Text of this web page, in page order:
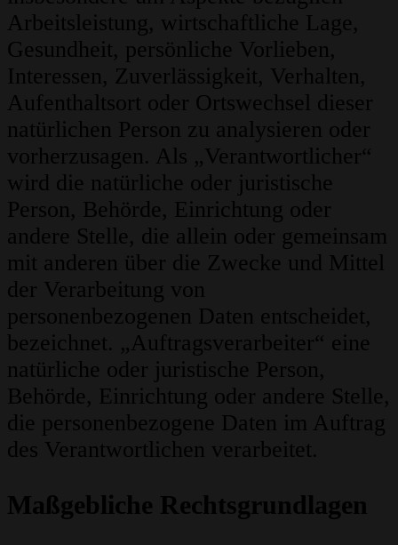
Arbeitsleistung, wirtschaftliche Lage,
Gesundheit, persönliche Vorlieben,
Interessen, Zuverlässigkeit, Verhalten,
Aufenthaltsort oder Ortswechsel dieser
natürlichen Person zu analysieren oder
vorherzusagen. Als „Verantwortlicher“
wird die natürliche oder juristische
Person, Behörde, Einrichtung oder
andere Stelle, die allein oder gemeinsam
mit anderen über die Zwecke und Mittel
der Verarbeitung von
personenbezogenen Daten entscheidet,
bezeichnet. „Auftragsverarbeiter“ eine
natürliche oder juristische Person,
Behörde, Einrichtung oder andere Stelle,
die personenbezogene Daten im Auftrag
des Verantwortlichen verarbeitet.
Maßgebliche Rechtsgrundlagen